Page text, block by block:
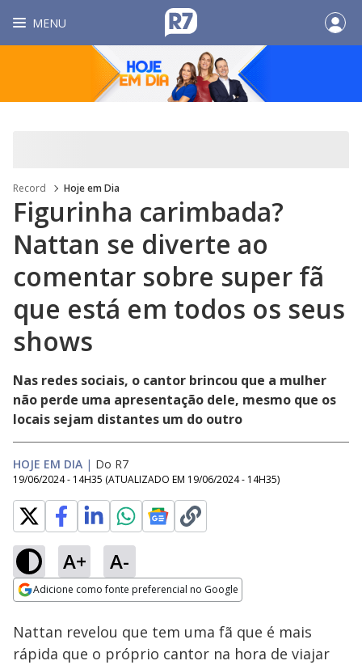
MENU
Record Hoje em Dia
Figurinha carimbada?
Nattan se diverte ao
comentar sobre super fã
que está em todos os seus
shows
Nas redes sociais, o cantor brincou que a mulher
não perde uma apresentação dele, mesmo que os
locais sejam distantes um do outro
HOJE EM DIA | Do R7
19/06/2024 - 14H35 (ATUALIZADO EM 19/06/2024 - 14H35)
A+ A-
Adicione como fonte preferencial no Google
Ativar
100.00%
Nattan revelou que tem uma fã que é mais
rápida que o próprio cantor na hora de viajar